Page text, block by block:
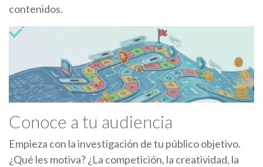
contenidos.
Conoce a tu audiencia
Empieza con la investigación de tu público objetivo.
¿Qué les motiva? ¿La competición, la creatividad, la